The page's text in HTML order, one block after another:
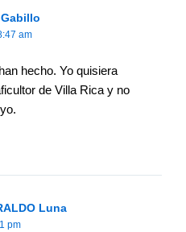
am
hecho. Yo quisiera
de Villa Rica y no
Luna
pm